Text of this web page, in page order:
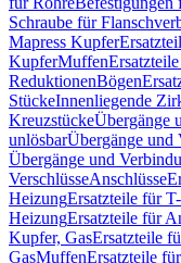
Schraube für
Mapress Kupfer
KupferMuffen
ReduktionenBögen
StückeInnenliegende
KreuzstückeÜbergänge
unlösbarÜbergänge und
Übergänge und
VerschlüsseAnschlüsse
HeizungErsatzteile für
HeizungErsatzteile für
Kupfer, GasErsatzteile
GasMuffenErsatzteile